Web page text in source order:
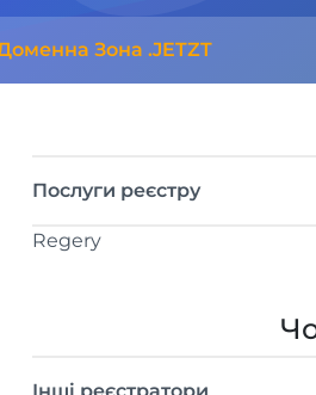
Зона .JETZT
Послуги реєстру
Regery